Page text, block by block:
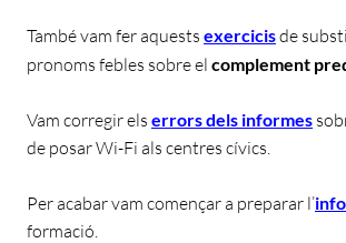
També vam fer aquests exercicisde
pronoms febles sobre el complement
Vam corregir els errors dels informes
de posar Wi-Fi als centres cívics.
Per acabar vam començar a preparar l’
formació.